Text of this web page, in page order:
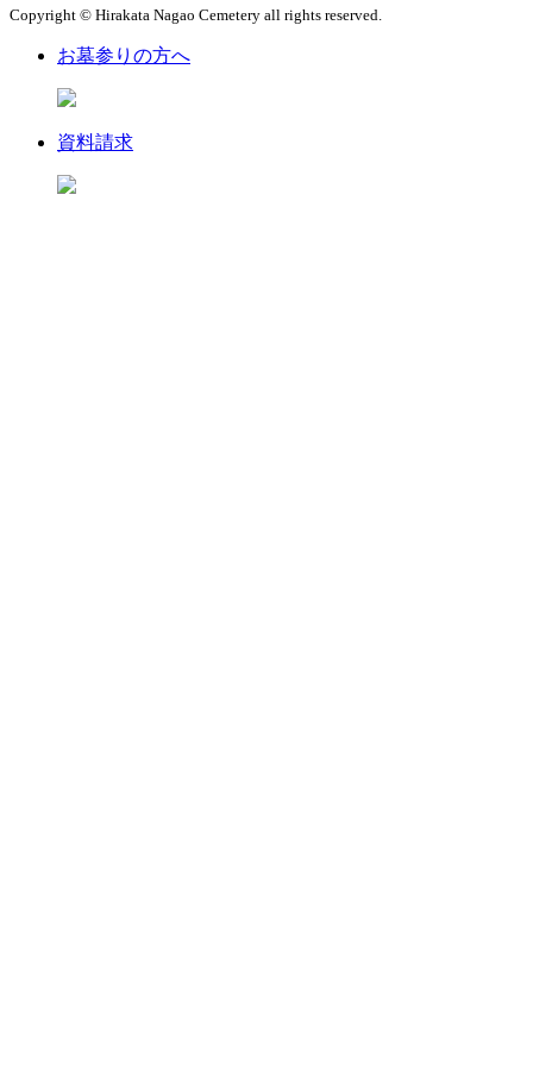
Copyright © Hirakata Nagao Cemetery all rights reserved.
お墓参りの方へ
資料請求